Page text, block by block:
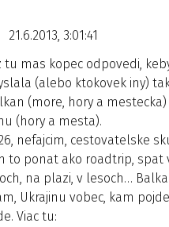
21.6.2013, 3:01:41
tu mas kopec odpovedi,
(alebo ktokovek iny)
(more, hory a
(hory a mesta).
nefajcim, cestovatelske
to ponat ako roadtrip, spat
na plazi, v lesoch…
Ukrajinu vobec, kam
Viac tu: